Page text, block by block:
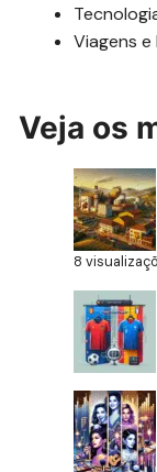
Viagens e
Veja os
8